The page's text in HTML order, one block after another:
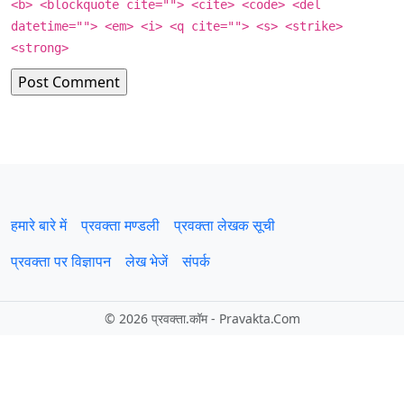
<b> <blockquote cite=""> <cite> <code> <del
datetime=""> <em> <i> <q cite=""> <s> <strike>
<strong>
हमारे बारे में प्रवक्‍ता मण्डली
प्रवक्ता लेखक सूची
प्रवक्ता पर विज्ञापन
लेख भेजें संपर्क
© 2026 प्रवक्‍ता.कॉम - Pravakta.Com